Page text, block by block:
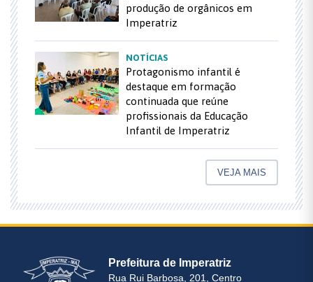
produção de orgânicos em
Imperatriz
NOTÍCIAS
Protagonismo infantil é
destaque em formação
continuada que reúne
profissionais da Educação
Infantil de Imperatriz
VEJA MAIS
Prefeitura de Imperatriz
Rua Rui Barbosa, 201, Centro